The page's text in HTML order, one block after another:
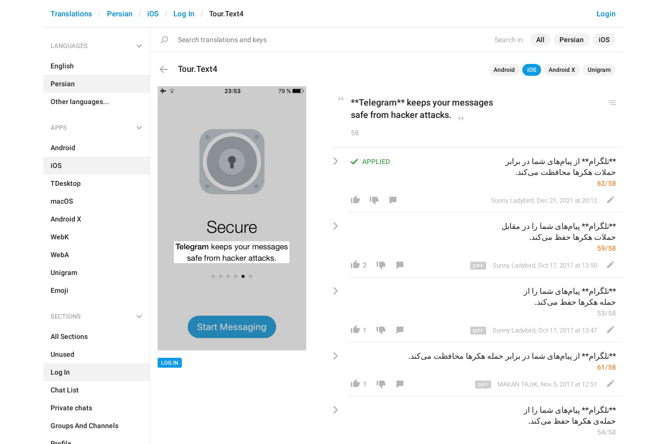
Search in: All Persian iOS
Login
Translations Persian iOS Log In Tour.Text4
LANGUAGES
English
Persian
Other languages...
APPS
Android
iOS
TDesktop
macOS
Android X
WebK
WebA
Unigram
Emoji
SECTIONS
All Sections
Unused
Log In
Chat List
Private chats
Groups And Channels
Tour.Text4 Android iOS Android X Unigram
LOG IN
**Telegram** keeps your messages
safe from hacker attacks.
58
APPLIED
**تلگرام** از پیام‌های شما در برابر
حملات هکرها محافظت می‌کند.
62/58
Sunny Ladybird, Dec 21, 2021 at 20:12
**تلگرام** پیام‌های شما را در مقابل
حملات هکرها حفظ می‌کند.
59/58
2 Sunny Ladybird, Oct 17, 2017 at 13:50
**تلگرام** پیام‌های شما را
از
حمله‌ هکرها
حفظ می‌کند.
53/58
1 Sunny Ladybird, Oct 17, 2017 at 13:47
**تلگرام** از پیام‌های شما در برابر حمله هکرها محافظت می‌کند.
61/58
1 MAKAN TAJIK, Nov 5, 2017 at 12:51
**تلگرام** پیام‌های شما را
از
حمله‌ی
هکرها حفظ می‌کند.
54/58